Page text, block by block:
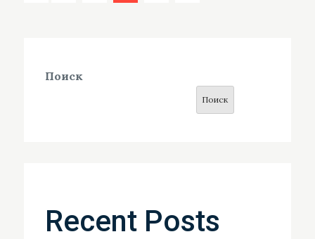
Поиск
Поиск
Recent Posts